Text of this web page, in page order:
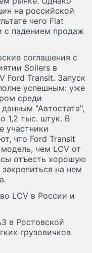
на российской
чего Fiat
с падением продаж
соглашения с
Sollers в
Ford Transit. Запуск
успешным: уже
среди
"Автостата",
1,2 тыс. штук. В
участники
что Ford Transit
чем LCV от
отъесть хорошую
на нем
LCV в России и
в Ростовской
грузовичков